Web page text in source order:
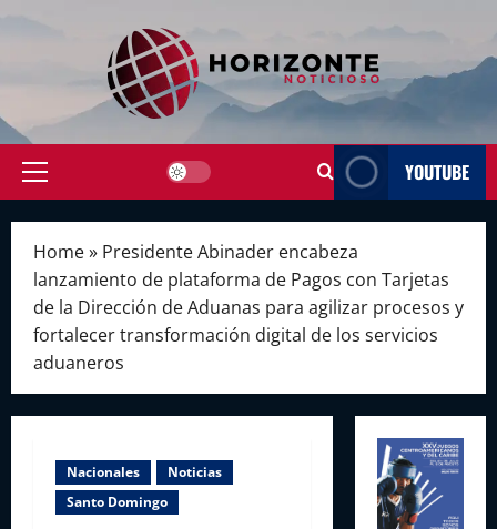
Primary
YOUTUBE
Home» Presidente Abinader encabeza
lanzamiento de plataforma de Pagos con Tarjetas
de la Dirección de Aduanas para agilizar procesos y
fortalecer transformación digital de los servicios
aduaneros
Nacionales
Noticias
Santo Domingo